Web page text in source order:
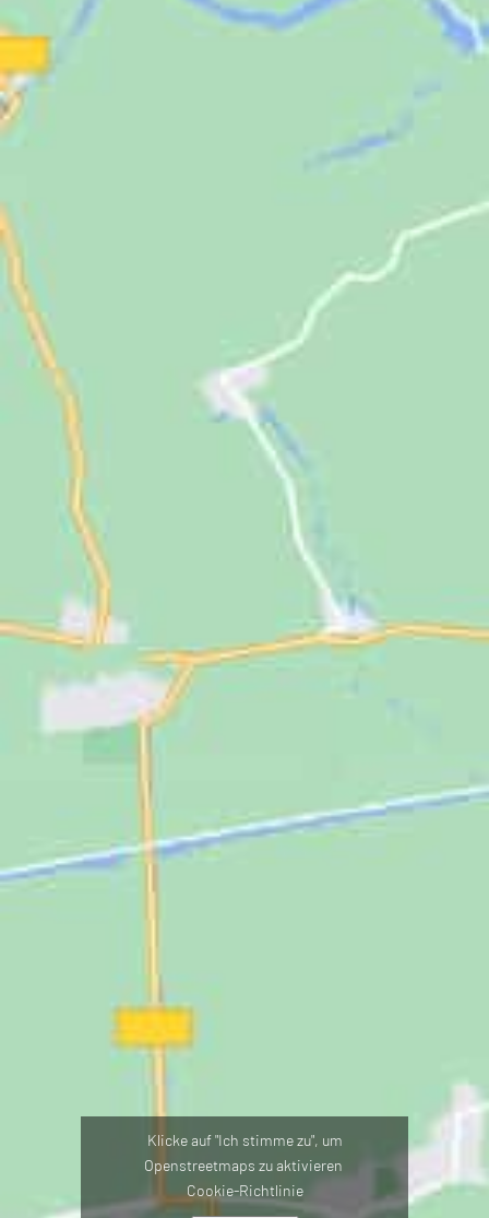
Jugendliche
Unterstützen
Klicke auf "Ich stimme zu", um
Openstreetmaps zu aktivieren
Cookie-Richtlinie